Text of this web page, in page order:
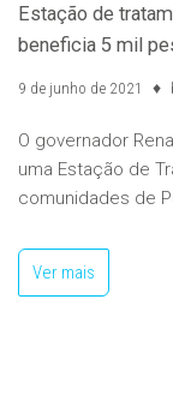
Estação de
beneficia 5 mil
9 de junho de 2021
O governador
uma Estação de
comunidades de
Ver mais